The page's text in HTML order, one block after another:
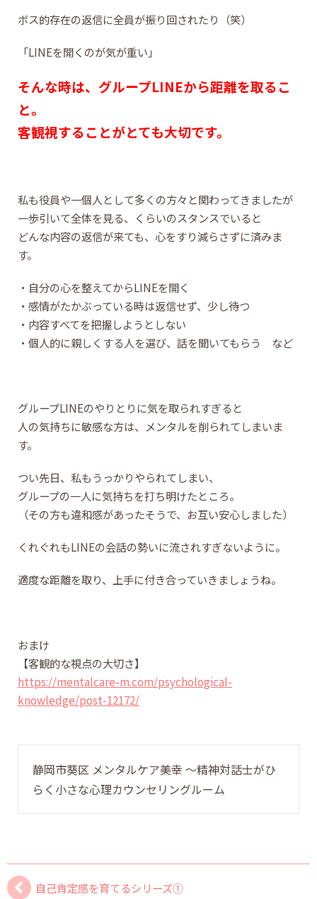
ボス的存在の返信に全員が振り回されたり（笑）
「LINEを開くのが気が重い」
そんな時は、グループLINEから距離を取るこ
と。
客観視することがとても大切です。
私も役員や一個人として多くの方々と関わってきましたが
一歩引いて全体を見る、くらいのスタンスでいると
どんな内容の返信が来ても、心をすり減らさずに済みま
す。
・自分の心を整えてからLINEを開く
・感情がたかぶっている時は返信せず、少し待つ
・内容すべてを把握しようとしない
・個人的に親しくする人を選び、話を聞いてもらう など
グループLINEのやりとりに気を取られすぎると
人の気持ちに敏感な方は、メンタルを削られてしまいま
す。
つい先日、私もうっかりやられてしまい、
グループの一人に気持ちを打ち明けたところ。
（その方も違和感があったそうで、お互い安心しました）
くれぐれもLINEの会話の勢いに流されすぎないように。
適度な距離を取り、上手に付き合っていきましょうね。
おまけ
【客観的な視点の大切さ】
https://mentalcare-m.com/psychological-
knowledge/post-12172/
静岡市葵区 メンタルケア美幸 〜精神対話士がひ
らく小さな心理カウンセリングルーム
自己肯定感を育てるシリーズ①